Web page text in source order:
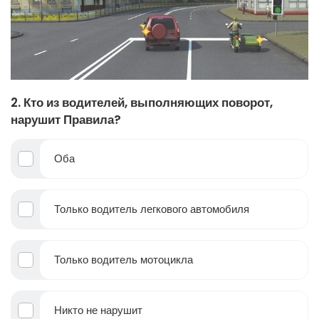
2. Кто из водителей, выполняющих поворот,
нарушит Правила?
Оба
Только водитель легкового автомобиля
Только водитель мотоцикла
Никто не нарушит